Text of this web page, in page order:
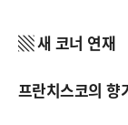
▧ 새 코너 연재
프란치스코의 향